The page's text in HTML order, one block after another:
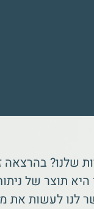
שלנו? בהרצאה
תוצר של
לנו לעשות את